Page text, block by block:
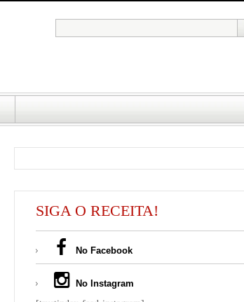
SIGA O RECEITA!
No Facebook
No Instagram